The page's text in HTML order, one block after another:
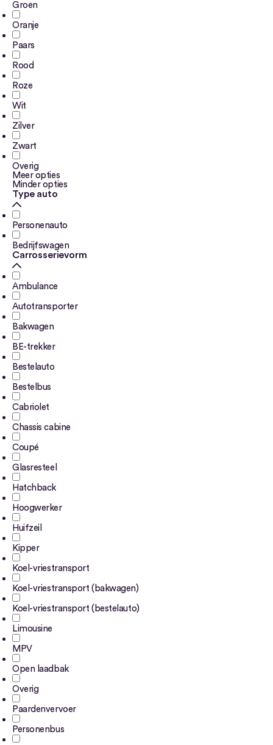
Groen
Oranje
Paars
Rood
Roze
Wit
Zilver
Zwart
Overig
Meer opties
Minder opties
Type auto
Personenauto
Bedrijfswagen
Carrosserievorm
Ambulance
Autotransporter
Bakwagen
BE-trekker
Bestelauto
Bestelbus
Cabriolet
Chassis cabine
Coupé
Glasresteel
Hatchback
Hoogwerker
Huifzeil
Kipper
Koel-vriestransport
Koel-vriestransport (bakwagen)
Koel-vriestransport (bestelauto)
Limousine
MPV
Open laadbak
Overig
Paardenvervoer
Personenbus